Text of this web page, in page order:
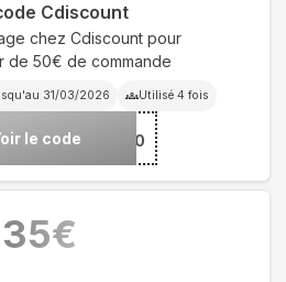
Cdiscount
chez Cdiscount pour
de 50€ de commande
31/03/2026 Utilisé 4 fois
le code***INAIR50
35€